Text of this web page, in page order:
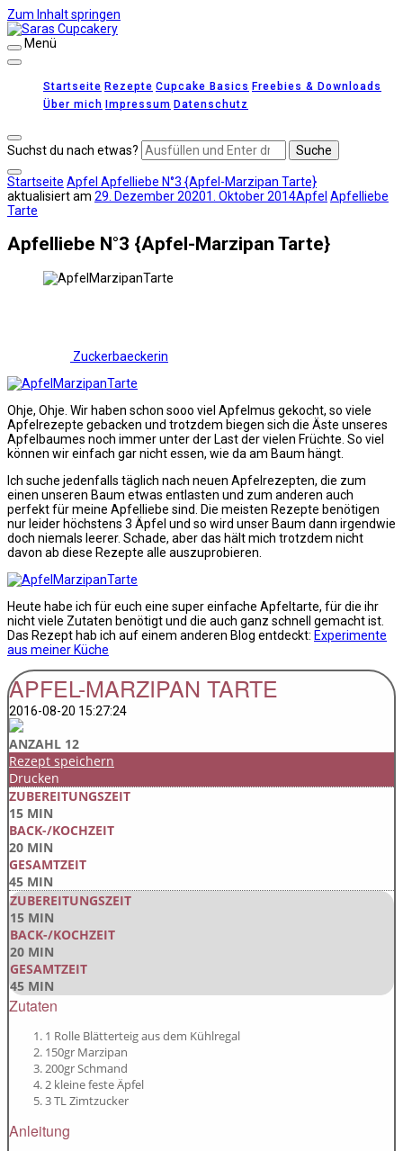
Zum Inhalt springen
Menü
Startseite Rezepte Cupcake Basics Freebies & Downloads
Über mich Impressum Datenschutz
Suchst du nach etwas?
Startseite Apfel Apfelliebe N°3 {Apfel-Marzipan Tarte}
aktualisiert am 29. Dezember 20201. Oktober 2014Apfel Apfelliebe
Tarte
Apfelliebe N°3 {Apfel-Marzipan Tarte}
Zuckerbaeckerin
Ohje, Ohje. Wir haben schon sooo viel Apfelmus gekocht, so viele
Apfelrezepte gebacken und trotzdem biegen sich die Äste unseres
Apfelbaumes noch immer unter der Last der vielen Früchte. So viel
können wir einfach gar nicht essen, wie da am Baum hängt.
Ich suche jedenfalls täglich nach neuen Apfelrezepten, die zum
einen unseren Baum etwas entlasten und zum anderen auch
perfekt für meine Apfelliebe sind. Die meisten Rezepte benötigen
nur leider höchstens 3 Äpfel und so wird unser Baum dann irgendwie
doch niemals leerer. Schade, aber das hält mich trotzdem nicht
davon ab diese Rezepte alle auszuprobieren.
Heute habe ich für euch eine super einfache Apfeltarte, für die ihr
nicht viele Zutaten benötigt und die auch ganz schnell gemacht ist.
Das Rezept hab ich auf einem anderen Blog entdeckt: Experimente
aus meiner Küche
APFEL-MARZIPAN TARTE
2016-08-20 15:27:24
ANZAHL 12
Rezept speichern
Drucken
ZUBEREITUNGSZEIT
15 MIN
BACK-/KOCHZEIT
20 MIN
GESAMTZEIT
45 MIN
ZUBEREITUNGSZEIT
15 MIN
BACK-/KOCHZEIT
20 MIN
GESAMTZEIT
45 MIN
Zutaten
1 Rolle Blätterteig aus dem Kühlregal
150gr Marzipan
200gr Schmand
2 kleine feste Äpfel
3 TL Zimtzucker
Anleitung